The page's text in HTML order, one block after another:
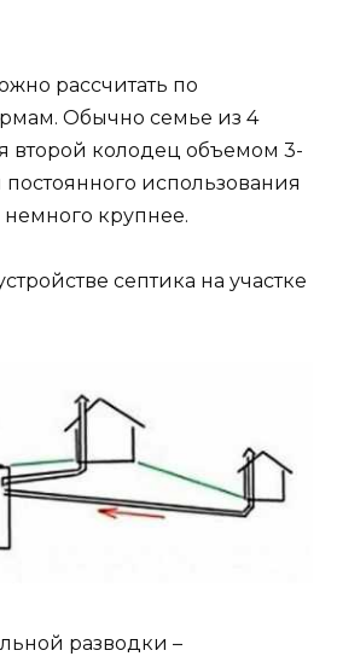
рассчитать по
Обычно семье из 4
второй колодец объемом 3-
использования
крупнее.
септика на участке
разводки –